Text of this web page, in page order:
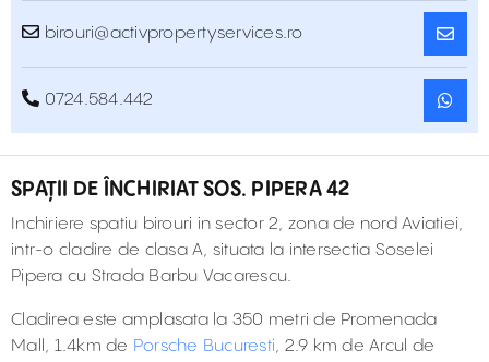
birouri@activpropertyservices.ro
0724.584.442
SPAȚII DE ÎNCHIRIAT SOS. PIPERA 42
Inchiriere spatiu birouri in sector 2, zona de nord Aviatiei,
intr-o cladire de clasa A, situata la intersectia Soselei
Pipera cu Strada Barbu Vacarescu.
Cladirea este amplasata la 350 metri de Promenada
Mall, 1.4km de Porsche Bucuresti, 2.9 km de Arcul de